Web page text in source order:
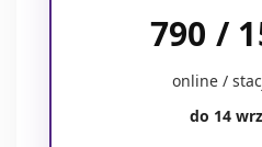
790 /
online /
do 14